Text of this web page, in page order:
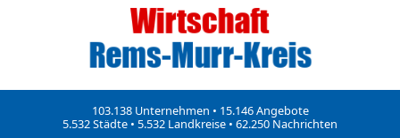
103.138 Unternehmen • 15.146 Angebote
5.532 Städte • 5.532 Landkreise • 62.250 Nachrichten